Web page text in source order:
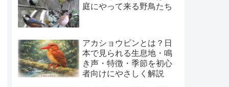
庭にやって来る野鳥たち
アカショウビンとは？日
本で見られる生息地・鳴
き声・特徴・季節を初心
者向けにやさしく解説